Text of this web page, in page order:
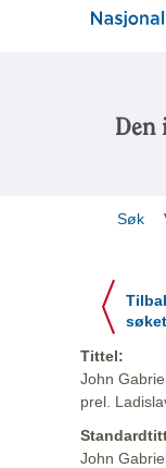
Den
Søk
Tittel:
John
prel.
John